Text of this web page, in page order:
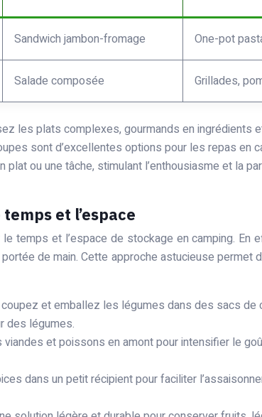
Sandwich jambon-fromage One-pot
Salade composée Grillades,
les plats complexes, gourmands en ingrédients
sont d’excellentes options pour les repas en
plat ou une tâche, stimulant l’enthousiasme et la
et l’espace
temps et l’espace de stockage en camping.
de main. Cette approche astucieuse
et emballez les légumes dans des sacs
des légumes.
viandes et poissons en amont pour intensifier le
dans un petit récipient pour faciliter